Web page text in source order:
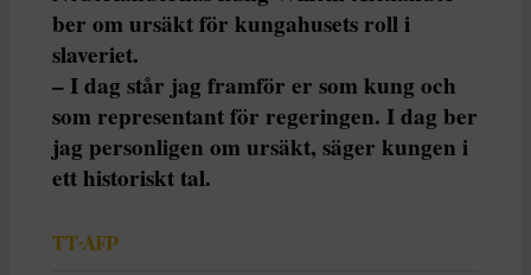
ber om ursäkt för kungahusets roll i
slaveriet.
– I dag står jag framför er som kung och
som representant för regeringen. I dag ber
jag personligen om ursäkt, säger kungen i
ett historiskt tal.
TT-AFP